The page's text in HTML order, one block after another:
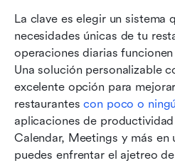
La clave es elegir un sistema
necesidades únicas de tu
operaciones diarias
Una solución personalizable
excelente opción para
restaurantes con poco o
aplicaciones de
Calendar, Meetings y más en
puedes enfrentar el ajetreo